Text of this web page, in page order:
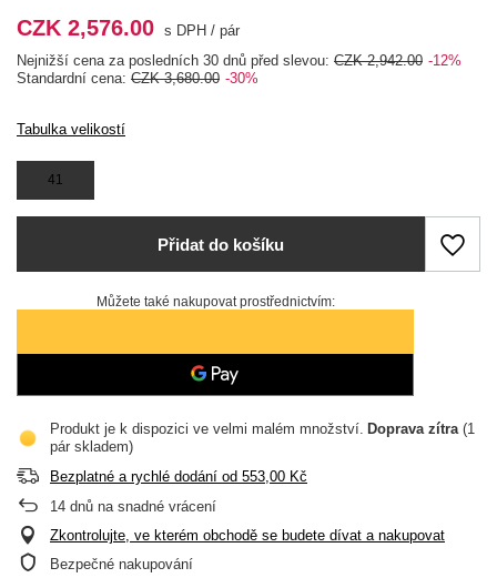
41
Tabulka velikostí
CZK 2,576.00 s DPH / pár
Nejnižší cena za posledních 30 dnů před slevou: CZK 2,942.00 -12%
Standardní cena: CZK 3,680.00 -30%
Přidat do košíku
Můžete také nakupovat prostřednictvím:
Produkt je k dispozici ve velmi malém množství Doprava zítra (1
pár skladem)
Bezplatné a rychlé dodání od 553,00 Kč
14 dnů na snadné vrácení
Zkontrolujte, ve kterém obchodě se budete dívat a nakupovat
Bezpečné nakupování